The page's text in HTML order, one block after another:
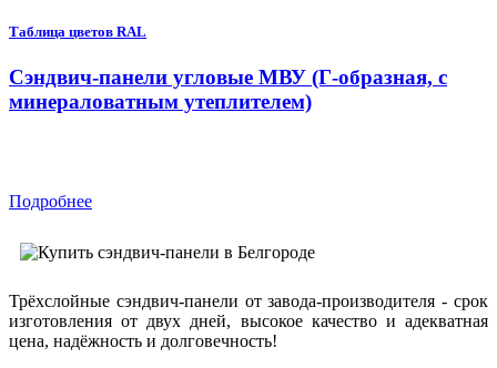
Таблица цветов RAL
Сэндвич-панели угловые МВУ (Г-образная, с
минераловатным утеплителем)
Подробнее
Трёхслойные сэндвич-панели от завода-производителя - срок
изготовления от двух дней, высокое качество и адекватная
цена, надёжность и долговечность!